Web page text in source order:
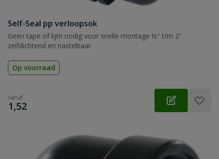
Self-Seal pp verloopsok
Geen tape of lijm nodig voor snelle montage ½" t/m 2"
zelfdichtend en nastelbaar
Op voorraad
vanaf
€
1,52